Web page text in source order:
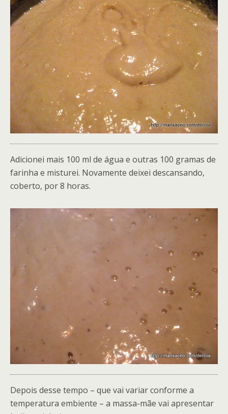
Adicionei mais 100 ml de água e outras 100 gramas de
farinha e misturei. Novamente deixei descansando,
coberto, por 8 horas.
Depois desse tempo – que vai variar conforme a
temperatura embiente – a massa-mãe vai apresentar